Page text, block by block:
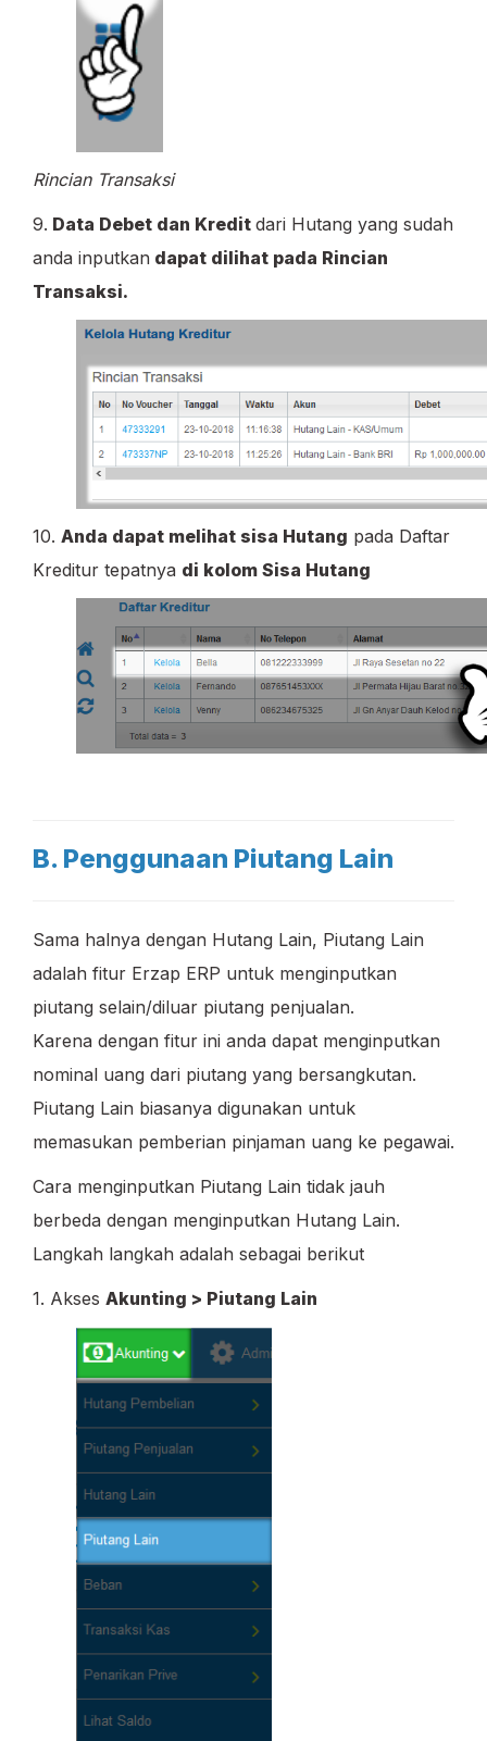
Rincian Transaksi
9. Data Debet dan Kredit dari Hutang yang sudah
anda inputkan dapat dilihat pada Rincian
Transaksi.
10. Anda dapat melihat sisa Hutang pada Daftar
Kreditur tepatnya di kolom Sisa Hutang
B. Penggunaan Piutang Lain
Sama halnya dengan Hutang Lain, Piutang Lain
adalah fitur Erzap ERP untuk menginputkan
piutang selain/diluar piutang penjualan.
Karena dengan fitur ini anda dapat menginputkan
nominal uang dari piutang yang bersangkutan.
Piutang Lain biasanya digunakan untuk
memasukan pemberian pinjaman uang ke pegawai.
Cara menginputkan Piutang Lain tidak jauh
berbeda dengan menginputkan Hutang Lain.
Langkah langkah adalah sebagai berikut
1. Akses Akunting > Piutang Lain